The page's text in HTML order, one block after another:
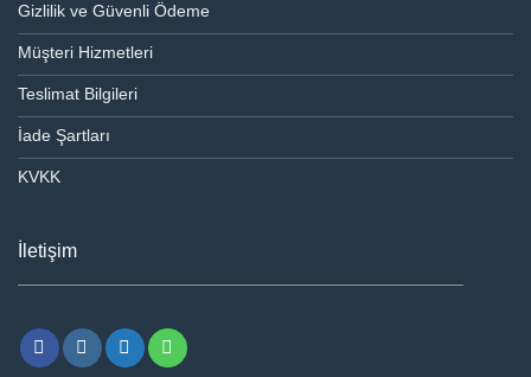
Gizlilik ve Güvenli Ödeme
Müşteri Hizmetleri
Teslimat Bilgileri
İade Şartları
KVKK
İletişim